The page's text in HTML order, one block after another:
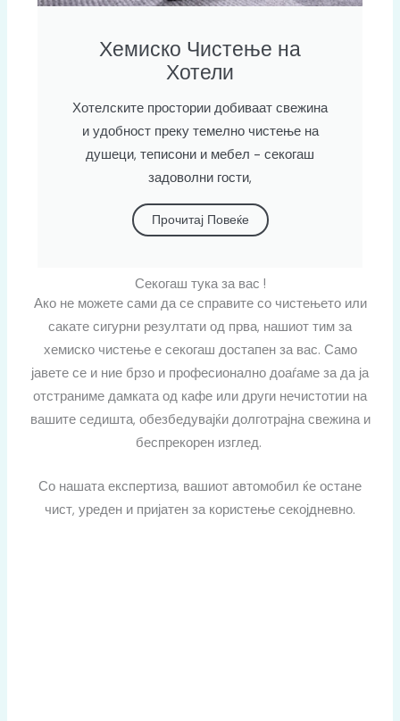
Хемиско Чистење на
Хотели
Хотелските простории добиваат свежина
и удобност преку темелно чистење на
душеци, теписони и мебел - секогаш
задоволни гости,
Прочитај Повеќе
Секогаш тука за вас !
Ако не можете сами да се справите со чистењето или
сакате сигурни резултати од прва, нашиот тим за
хемиско чистење е секогаш достапен за вас. Само
јавете се и ние брзо и професионално доаѓаме за да ја
отстраниме дамката од кафе или други нечистотии на
вашите седишта, обезбедувајќи долготрајна свежина и
беспрекорен изглед.
Со нашата експертиза, вашиот автомобил ќе остане
чист, уреден и пријатен за користење секојдневно.